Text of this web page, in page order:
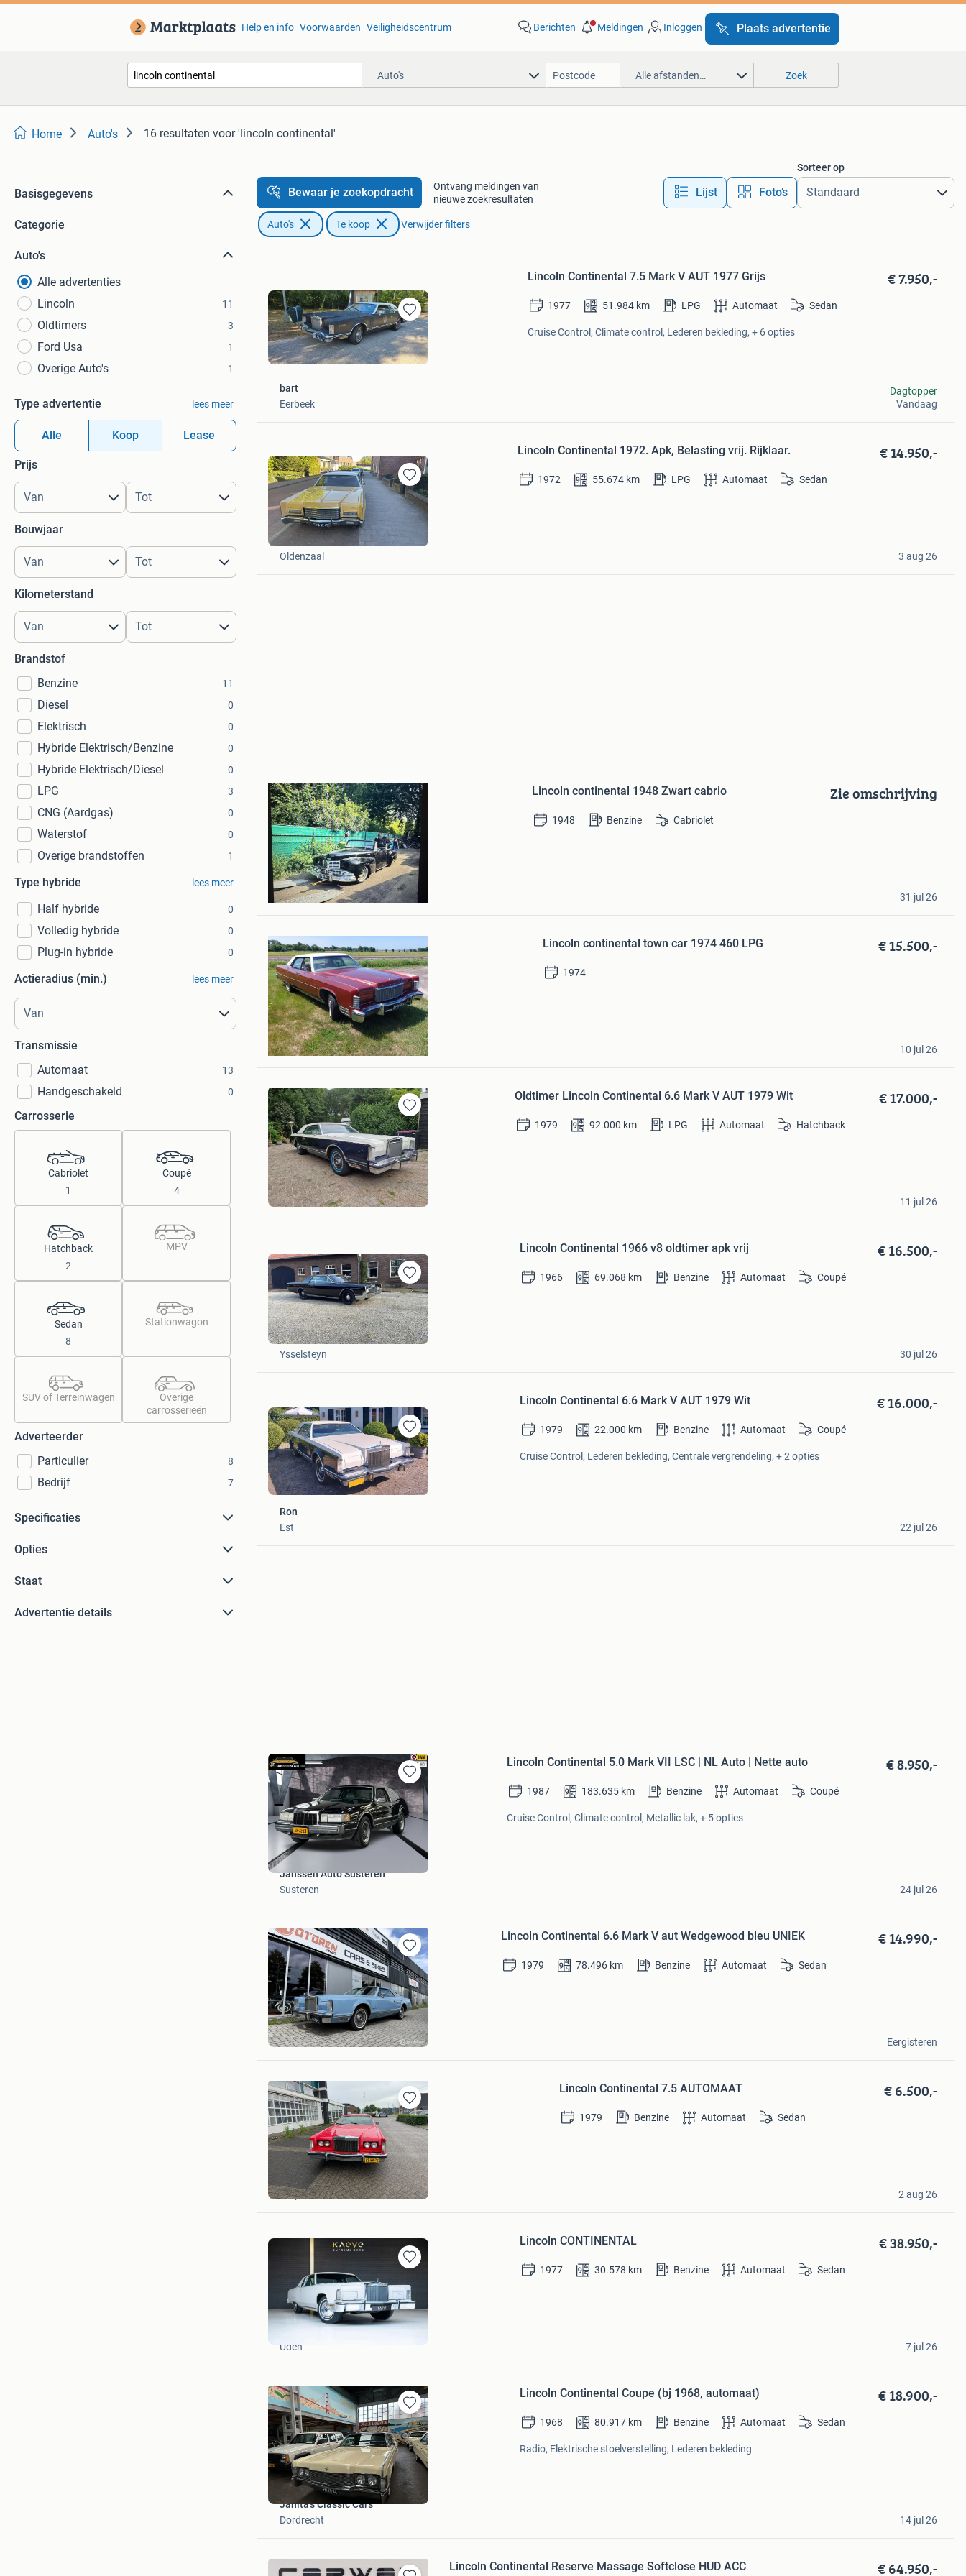
Help en info Voorwaarden Veiligheidscentrum Berichten Meldingen Inloggen Plaats advertentie
Auto's Alle afstanden… Zoek
Home Auto's 16 resultaten voor 'lincoln continental'
Basisgegevens
Categorie
Auto's
Alle advertenties
Lincoln
11
Oldtimers 3
Ford Usa 1
Overige Auto's 1
Type advertentie lees meer
Alle Koop Lease
Prijs
Bouwjaar
Kilometerstand
Brandstof
Benzine
11
Diesel 0
Elektrisch 0
Hybride Elektrisch/Benzine 0
Hybride Elektrisch/Diesel 0
LPG 3
CNG (Aardgas) 0
Waterstof 0
Overige brandstoffen 1
Type hybride lees meer
Half hybride 0
Volledig hybride 0
Plug-in hybride 0
Actieradius (min.) lees meer
Transmissie
Automaat
13
Handgeschakeld 0
Carrosserie
Cabriolet
1
Coupé
4
Hatchback
2
MPV
Sedan
8
Stationwagon
SUV of Terreinwagen
Overige
carrosserieën
Adverteerder
Particulier
8
Bedrijf 7
Specificaties
Opties
Staat
Advertentie details
Bewaar je zoekopdracht
Ontvang meldingen van
nieuwe zoekresultaten
Lijst Foto’s
Sorteer op
Auto's Te koop Verwijder filters
Bewaren
in
Mijn
Favorieten
Lincoln Continental 7.5 Mark V AUT 1977 Grijs € 7.950,-
1977 51.984 km LPG Automaat Sedan
Cruise Control, Climate control, Lederen bekleding, + 6 opties
bart
Eerbeek
Dagtopper
Vandaag
Bewaren
Mijn
Lincoln Continental 1972. Apk, Belasting vrij. Rijklaar. € 14.950,-
1972 55.674 km LPG Automaat Sedan
M. Borgerink
Oldenzaal
3 aug 26
Mijn
Favorieten
Lincoln continental 1948 Zwart cabrio Zie omschrijving
1948 Benzine Cabriolet
van der zande
Hengelo
31 jul 26
Favorieten
Lincoln continental town car 1974 460 LPG € 15.500,-
1974
MR MENS
Noord-Scharwoude
10 jul 26
Bewaren
in
Mijn
Favorieten
Oldtimer Lincoln Continental 6.6 Mark V AUT 1979 Wit € 17.000,-
1979 92.000 km LPG Automaat Hatchback
h
Pietersbierum
11 jul 26
Bewaren
in
Mijn
Favorieten
Lincoln Continental 1966 v8 oldtimer apk vrij € 16.500,-
1966 69.068 km Benzine Automaat Coupé
T Verberne
Ysselsteyn
30 jul 26
Bewaren
in
Mijn
Favorieten
Lincoln Continental 6.6 Mark V AUT 1979 Wit € 16.000,-
1979 22.000 km Benzine Automaat Coupé
Cruise Control, Lederen bekleding, Centrale vergrendeling, + 2 opties
Ron
Est
22 jul 26
Bewaren
in
Mijn
Favorieten
Lincoln Continental 5.0 Mark VII LSC | NL Auto | Nette auto € 8.950,-
1987 183.635 km Benzine Automaat Coupé
Cruise Control, Climate control, Metallic lak, + 5 opties
Janssen Auto Susteren
Susteren
24 jul 26
Bewaren
in
Mijn
Favorieten
Lincoln Continental 6.6 Mark V aut Wedgewood bleu UNIEK € 14.990,-
1979 78.496 km Benzine Automaat Sedan
Motoren Enzo B.V.
Dronten
Eergisteren
Bewaren
in
Mijn
Favorieten
Lincoln Continental 7.5 AUTOMAAT € 6.500,-
1979 Benzine Automaat Sedan
Rayan Auto's
Zutphen
2 aug 26
Bewaren
in
Mijn
Favorieten
Lincoln CONTINENTAL € 38.950,-
1977 30.578 km Benzine Automaat Sedan
Kaeve Cars
Uden
7 jul 26
Bewaren
in
Mijn
Favorieten
Lincoln Continental Coupe (bj 1968, automaat) € 18.900,-
1968 80.917 km Benzine Automaat Sedan
Radio, Elektrische stoelverstelling, Lederen bekleding
Janita's Classic Cars
Dordrecht
14 jul 26
Lincoln Continental Reserve Massage Softclose HUD ACC € 64.950,-